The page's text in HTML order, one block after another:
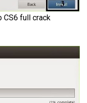
CS6 full crack